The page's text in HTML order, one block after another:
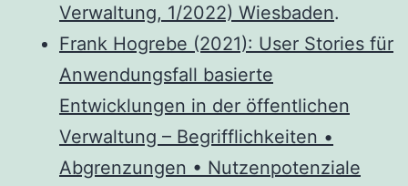
Verwaltung, 1/2022) Wiesbaden.
Frank Hogrebe (2021): User Stories für
Anwendungsfall basierte
Entwicklungen in der öffentlichen
Verwaltung – Begrifflichkeiten •
Abgrenzungen • Nutzenpotenziale